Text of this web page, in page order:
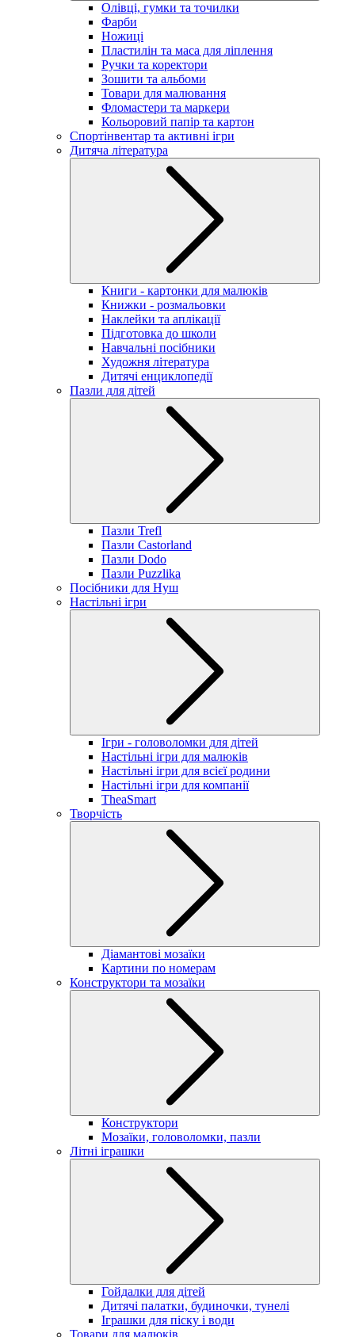
Олівці, гумки та точилки
Фарби
Ножиці
Пластилін та маса для ліплення
Ручки та коректори
Зошити та альбоми
Товари для малювання
Фломастери та маркери
Кольоровий папір та картон
Спортінвентар та активні ігри
Дитяча література
Книги - картонки для малюків
Книжки - розмальовки
Наклейки та аплікації
Підготовка до школи
Навчальні посібники
Художня література
Дитячі енциклопедії
Пазли для дітей
Пазли Trefl
Пазли Castorland
Пазли Dodo
Пазли Puzzlika
Посібники для Нуш
Настільні ігри
Ігри - головоломки для дітей
Настільні ігри для малюків
Настільні ігри для всієї родини
Настільні ігри для компанії
TheaSmart
Творчість
Діамантові мозаїки
Картини по номерам
Конструктори та мозаїки
Конструктори
Мозаїки, головоломки, пазли
Літні іграшки
Гойдалки для дітей
Дитячі палатки, будиночки, тунелі
Іграшки для піску і води
Товари для малюків